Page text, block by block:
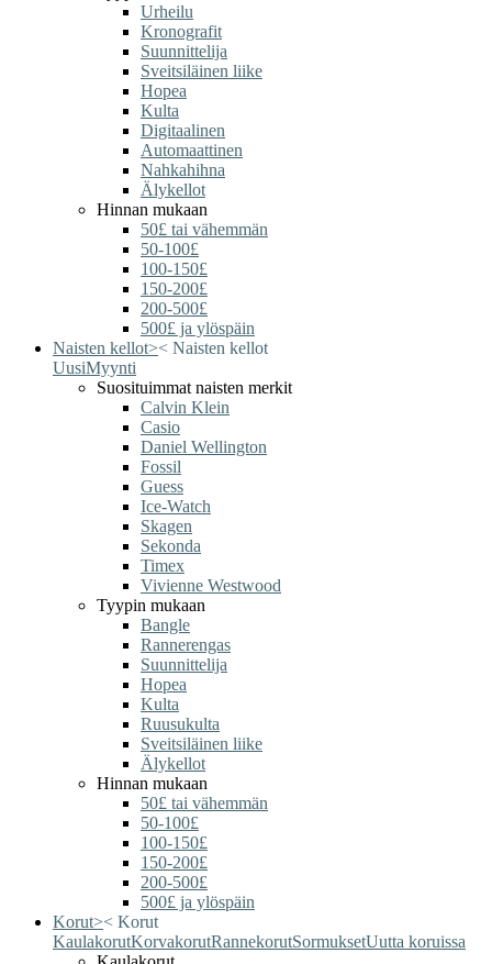
Urheilu
Kronografit
Suunnittelija
Sveitsiläinen liike
Hopea
Kulta
Digitaalinen
Automaattinen
Nahkahihna
Älykellot
Hinnan mukaan
50£ tai vähemmän
50-100£
100-150£
150-200£
200-500£
500£ ja ylöspäin
Naisten kellot>< Naisten kellot
UusiMyynti
Suosituimmat naisten merkit
Calvin Klein
Casio
Daniel Wellington
Fossil
Guess
Ice-Watch
Skagen
Sekonda
Timex
Vivienne Westwood
Tyypin mukaan
Bangle
Rannerengas
Suunnittelija
Hopea
Kulta
Ruusukulta
Sveitsiläinen liike
Älykellot
Hinnan mukaan
50£ tai vähemmän
50-100£
100-150£
150-200£
200-500£
500£ ja ylöspäin
Korut>< Korut
KaulakorutKorvakorutRannekorutSormuksetUutta koruissa